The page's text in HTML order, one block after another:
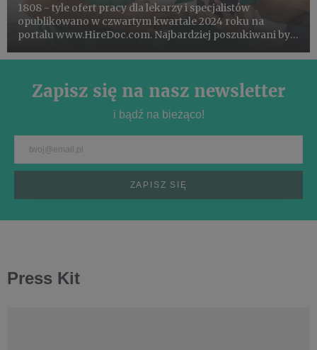
1808 - tyle ofert pracy dla lekarzy i specjalistów
opublikowano w czwartym kwartale 2024 roku na
portalu www.HireDoc.com. Najbardziej poszukiwani byli
Co piąta oferta pracy pochodziła z Mazowsza.
Zapisz się na nasz newsletter
i bądź na bieżąco!
Press Kit